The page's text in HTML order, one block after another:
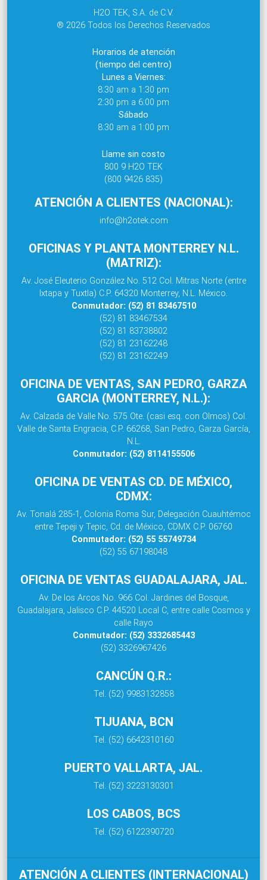
H2O TEK, S.A. de C.V.
® 2026 Todos los Derechos Reservados
Horarios de atención
(tiempo del centro)
Lunes a Viernes:
8:30 am a 1:30 pm
2:30 pm a 6:00 pm
Sábado
8:30 am a 1:00 pm
Llame sin costo
800 9 H2O TEK
(800 9426 835)
ATENCIÓN A CLIENTES (NACIONAL):
info@h2otek.com
OFICINAS Y PLANTA MONTERREY N.L.
(MATRIZ):
Av. José Eleuterio González No. 512 Col. Mitras Norte (entre
Ixtapa y Tuxtla) C.P. 64320 Monterrey, N.L. México.
Conmutador: (52) 81 83467510
(52) 81 83467534
(52) 81 83738802
(52) 81 23162248
(52) 81 23162249
OFICINA DE VENTAS, SAN PEDRO, GARZA
GARCIA (MONTERREY, N.L.):
Av. Calzada de Valle No. 575 Ote. (casi esq. con Olmos) Col.
Valle de Santa Engracia, C.P. 66268, San Pedro, Garza García,
N.L.
Conmutador: (52) 8114155506
OFICINA DE VENTAS CD. DE MÉXICO,
CDMX:
Av. Tonalá 285-1, Colonia Roma Sur, Delegación Cuauhtémoc
entre Tepeji y Tepic, Cd. de México, CDMX C.P. 06760
Conmutador: (52) 55 55749734
(52) 55 67198048
OFICINA DE VENTAS GUADALAJARA, JAL.
Av. De los Arcos No. 966 Col. Jardines del Bosque,
Guadalajara, Jalisco C.P. 44520 Local C, entre calle Cosmos y
calle Rayo
Conmutador: (52) 3332685443
(52) 3326967426
CANCÚN Q.R.:
Tel. (52) 9983132858
TIJUANA, BCN
Tel. (52) 6642310160
PUERTO VALLARTA, JAL.
Tel. (52) 3223130301
LOS CABOS, BCS
Tel. (52) 6122390720
ATENCIÓN A CLIENTES (INTERNACIONAL)